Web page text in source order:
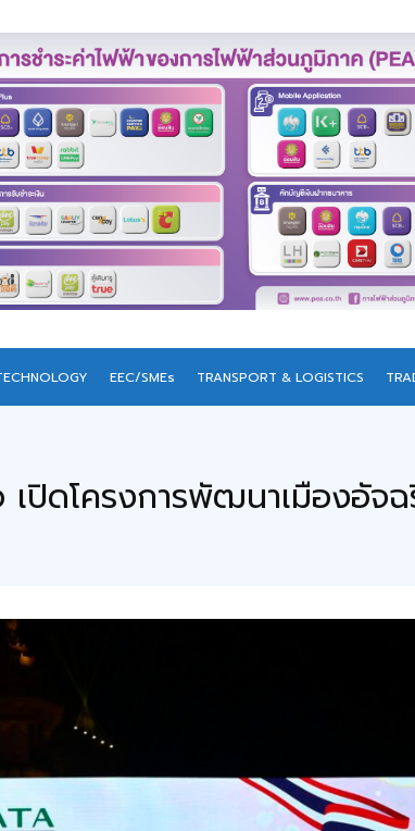
EEC/SMEs TRANSPORT & LOGISTICS
ดโครงการพัฒนาเมืองอัจฉ